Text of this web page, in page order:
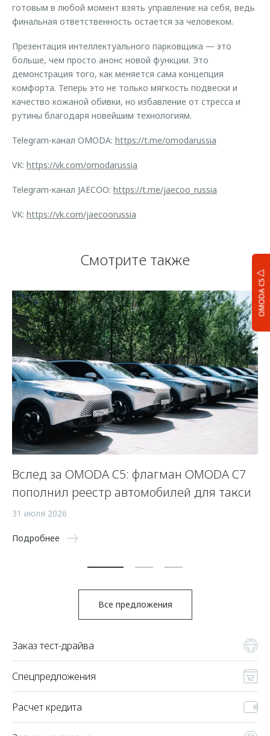
OMODA C5
готовым в любой момент взять управление на себя, ведь
финальная ответственность остается за человеком.
Презентация интеллектуального парковщика — это
больше, чем просто анонс новой функции. Это
демонстрация того, как меняется сама концепция
комфорта. Теперь это не только мягкость подвески и
качество кожаной обивки, но избавление от стресса и
рутины благодаря новейшим технологиям.
Telegram-канал OMODA: https://t.me/omodarussia
VK: https://vk.com/omodarussia
Telegram-канал JAECOO: https://t.me/jaecoo_russia
VK: https://vk.com/jaecoorussia
Смотрите также
Вслед за OMODA C5: флагман OMODA C7
пополнил реестр автомобилей для такси
31 июля 2026
Подробнее
Все предложения
Заказ тест-драйва
Спецпредложения
Расчет кредита